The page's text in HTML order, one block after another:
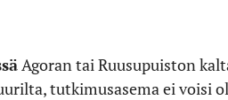
Agoran tai Ruusupuiston
tutkimusasema ei voisi